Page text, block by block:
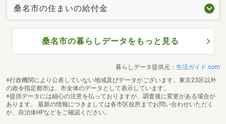
桑名市の住まいの給付金
桑名市の暮らしデータをもっと見る
暮らしデータ提供元： 生活ガイド.com
※行政機関により公表していない地域及びデータがございます。東京23区以外
の政令指定都市は、市全体のデータとして表示しています。
※提供データには細心の注意を払っておりますが、調査後に変更がある場合が
あります。 最新の情報につきましては各市区役所までお問い合わせいただく
か、自治体HPなどをご確認ください。